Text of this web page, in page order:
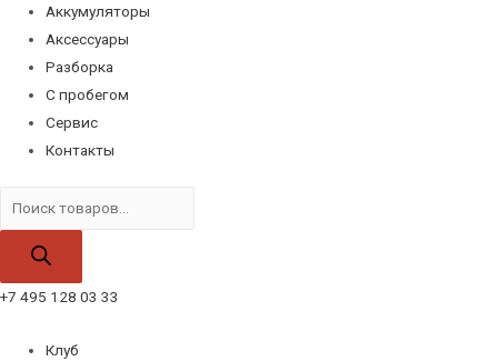
Аккумуляторы
Аксессуары
Разборка
С пробегом
Сервис
Контакты
товаров
+7 495 128 03 33
Клуб